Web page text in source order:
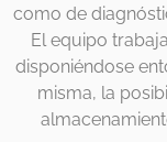
como de
El equipo
disponiéndose
misma, la